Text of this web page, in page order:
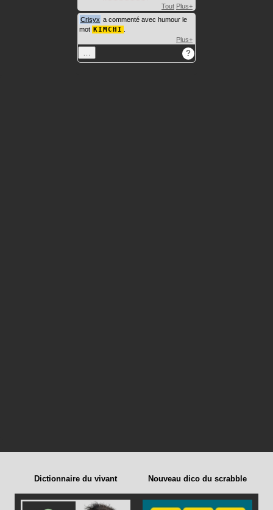
Tout Plus+
Crisyx a commenté avec humour le
mot KIMCHI
Plus+
?
Dictionnaire du vivant Nouveau dico du scrabble